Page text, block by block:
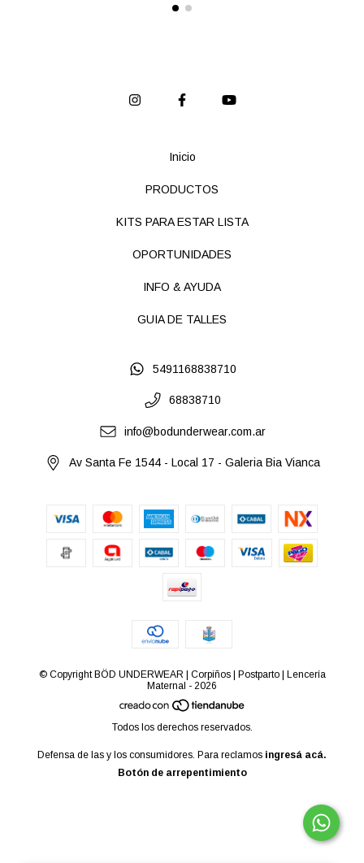
Inicio
PRODUCTOS
KITS PARA ESTAR LISTA
OPORTUNIDADES
INFO & AYUDA
GUIA DE TALLES
5491168838710
68838710
info@bodunderwear.com.ar
Av Santa Fe 1544 - Local 17 - Galeria Bia Vianca
© Copyright BÖD UNDERWEAR | Corpiños | Postparto | Lencería
Maternal - 2026
Todos los derechos reservados.
Defensa de las y los consumidores. Para reclamos ingresá acá.
Botón de arrepentimiento